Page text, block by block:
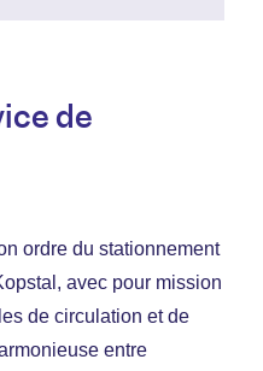
de
ordre du stationnement
avec pour mission
de circulation et de
entre